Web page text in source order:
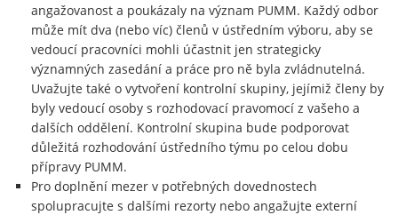
angažovanost a poukázaly na význam PUMM. Každý odbor
může mít dva (nebo víc) členů v ústředním výboru, aby se
vedoucí pracovníci mohli účastnit jen strategicky
významných zasedání a práce pro ně byla zvládnutelná.
Uvažujte také o vytvoření kontrolní skupiny, jejímiž členy by
byly vedoucí osoby s rozhodovací pravomocí z vašeho a
dalších oddělení. Kontrolní skupina bude podporovat
důležitá rozhodování ústředního týmu po celou dobu
přípravy PUMM.
Pro doplnění mezer v potřebných dovednostech
spolupracujte s dalšími rezorty nebo angažujte externí